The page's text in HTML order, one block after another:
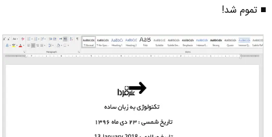
■ تموم شد!